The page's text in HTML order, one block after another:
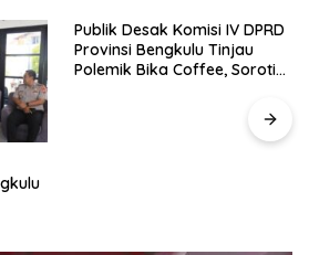
Publik Desak Komisi IV DPRD
Provinsi Bengkulu Tinjau
Polemik Bika Coffee, Soroti